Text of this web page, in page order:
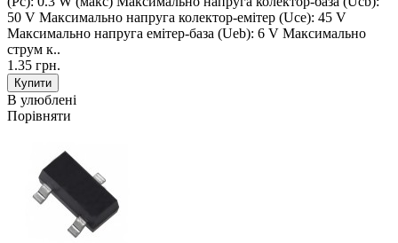
50 V Макcимально напруга колектор-емітер (Uce): 45 V
Макcимально напруга емітер-база (Ueb): 6 V Макcимально
струм к..
1.35 грн.
В улюблені
Порівняти